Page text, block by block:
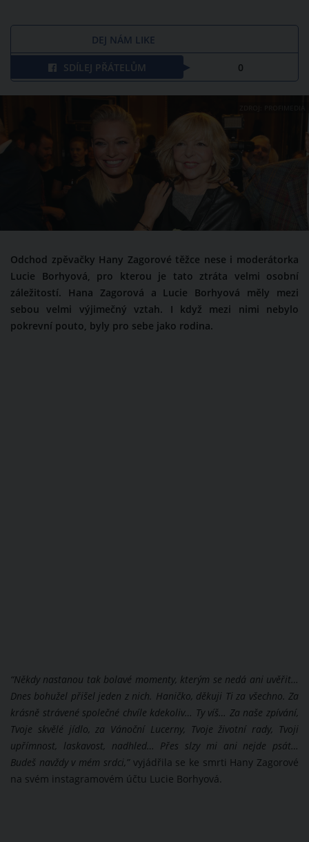
DEJ NÁM LIKE
SDÍLEJ PŘÁTELŮM 0
Odchod zpěvačky Hany Zagorové těžce nese i moderátorka
Lucie Borhyová, pro kterou je tato ztráta velmi osobní
záležitostí. Hana Zagorová a Lucie Borhyová měly mezi
sebou velmi výjimečný vztah. I když mezi nimi nebylo
pokrevní pouto, byly pro sebe jako rodina.
“Někdy nastanou tak bolavé momenty, kterým se nedá ani uvěřit…
Dnes bohužel přišel jeden z nich. Haničko, děkuji Ti za všechno. Za
krásně strávené společné chvíle kdekoliv… Ty víš… Za naše zpívání,
Tvoje skvělé jídlo, za Vánoční Lucerny, Tvoje životní rady, Tvoji
upřímnost, laskavost, nadhled… Přes slzy mi ani nejde psát…
Budeš navždy v mém srdci,”vyjádřila se ke smrti Hany Zagorové
na svém instagramovém účtu Lucie Borhyová.